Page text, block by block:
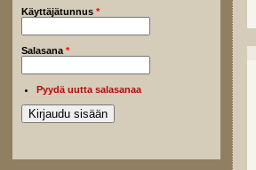
Käyttäjätunnus *
Salasana *
Pyydä uutta salasanaa